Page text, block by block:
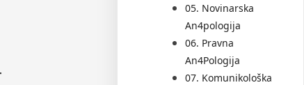
05. Novinarska
An4pologija
06. Pravna
An4Pologija
07. Komunikološka